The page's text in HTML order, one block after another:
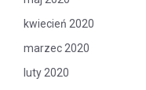
kwiecień 2020
marzec 2020
luty 2020